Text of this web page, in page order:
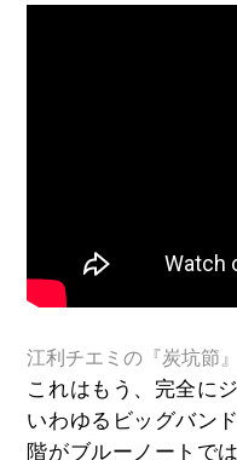
江利チエミの『炭坑節』
これはもう、完全に
いわゆるビッグバン
階がブルーノートで